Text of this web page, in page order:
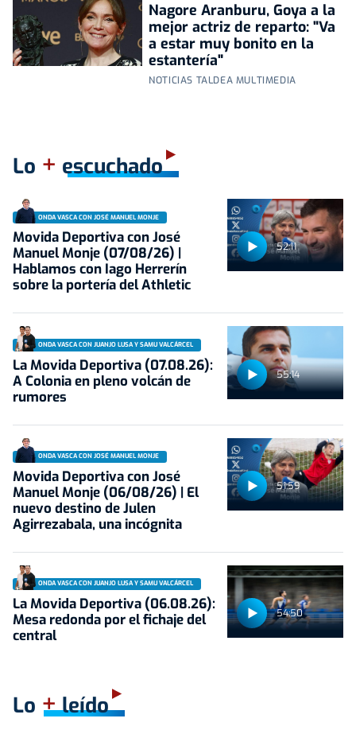
Nagore Aranburu, Goya a la
mejor actriz de reparto: "Va
a estar muy bonito en la
estantería"
NOTICIAS TALDEA MULTIMEDIA
Lo + escuchado
52:11
ONDA VASCA CON JOSÉ MANUEL MONJE
Movida Deportiva con José
Manuel Monje (07/08/26) |
Hablamos con Iago Herrerín
sobre la portería del Athletic
55:14
ONDA VASCA CON JUANJO LUSA Y SAMU VALCÁRCEL
La Movida Deportiva (07.08.26):
A Colonia en pleno volcán de
rumores
51:59
ONDA VASCA CON JOSÉ MANUEL MONJE
Movida Deportiva con José
Manuel Monje (06/08/26) | El
nuevo destino de Julen
Agirrezabala, una incógnita
54:50
ONDA VASCA CON JUANJO LUSA Y SAMU VALCÁRCEL
La Movida Deportiva (06.08.26):
Mesa redonda por el fichaje del
central
Lo +leído